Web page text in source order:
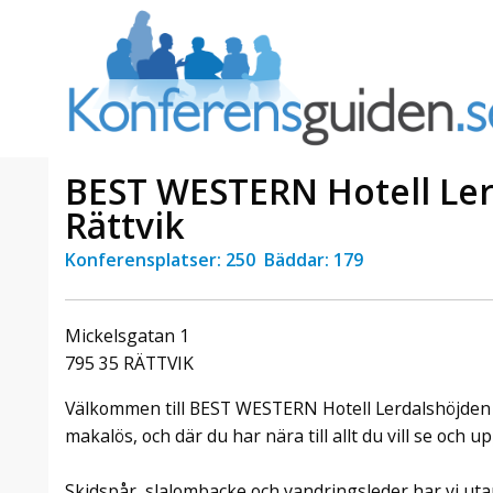
BEST WESTERN Hotell
Rättvik
Konferensplatser: 250 Bäddar: 179
Mickelsgatan 1
795 35 RÄTTVIK
Välkommen till BEST WESTERN Hotell
makalös, och där du har nära till allt du vill se och
här är
Erbjudande från Sheraton
Julerbjudande
Välkommen att fira in julen
2026 hos oss. Mellan den 23
förvandlar vi våra lokaler till en
stämningsfull mötesplats där